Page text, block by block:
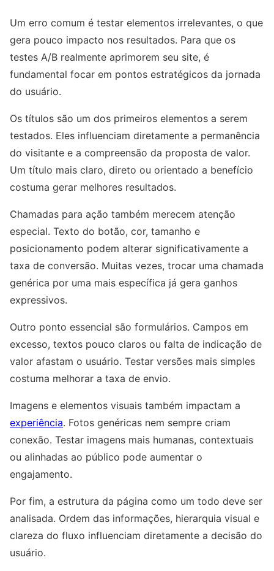
Um erro comum é testar elementos irrelevantes, o que
gera pouco impacto nos resultados. Para que os
testes A/B realmente aprimorem seu site, é
fundamental focar em pontos estratégicos da jornada
do usuário.
Os títulos são um dos primeiros elementos a serem
testados. Eles influenciam diretamente a permanência
do visitante e a compreensão da proposta de valor.
Um título mais claro, direto ou orientado a benefício
costuma gerar melhores resultados.
Chamadas para ação também merecem atenção
especial. Texto do botão, cor, tamanho e
posicionamento podem alterar significativamente a
taxa de conversão. Muitas vezes, trocar uma chamada
genérica por uma mais específica já gera ganhos
expressivos.
Outro ponto essencial são formulários. Campos em
excesso, textos pouco claros ou falta de indicação de
valor afastam o usuário. Testar versões mais simples
costuma melhorar a taxa de envio.
Imagens e elementos visuais também impactam a
experiência. Fotos genéricas nem sempre criam
conexão. Testar imagens mais humanas, contextuais
ou alinhadas ao público pode aumentar o
engajamento.
Por fim, a estrutura da página como um todo deve ser
analisada. Ordem das informações, hierarquia visual e
clareza do fluxo influenciam diretamente a decisão do
usuário.